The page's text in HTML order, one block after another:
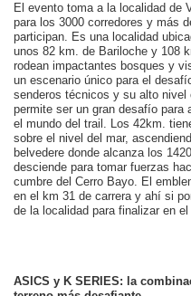
El evento toma a la localidad de
para los 3000 corredores y más
participan. Es una localidad
unos 82 km. de Bariloche y 108
rodean impactantes bosques y
un escenario único para el
senderos técnicos y su alto
permite ser un gran desafío para
el mundo del trail. Los 42km.
sobre el nivel del mar,
belvedere donde alcanza los
desciende para tomar fuerzas
cumbre del Cerro Bayo. El
en el km 31 de carrera y ahí si
de la localidad para finalizar en
ASICS y K SERIES: la